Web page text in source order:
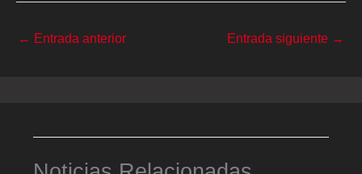
← Entrada anterior Entrada siguiente →